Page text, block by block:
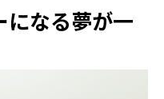
になる夢が一